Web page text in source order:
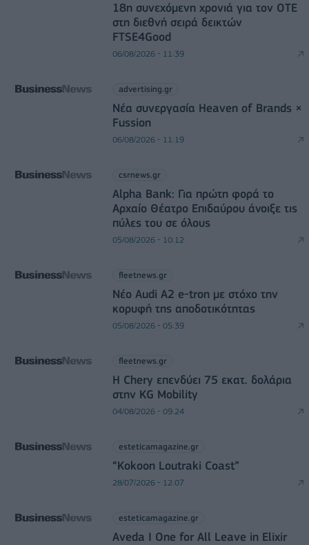
18η συνεχόμενη χρονιά για τον ΟΤΕ
στη διεθνή σειρά δεικτών
FTSE4Good
06/08/2026 - 11:39
advertising.gr
Νέα συνεργασία Heaven of Brands ×
Fussion
06/08/2026 - 11:19
csrnews.gr
Alpha Bank: Για πρώτη φορά το
Αρχαίο Θέατρο Επιδαύρου άνοιξε τις
πύλες του σε όλους
05/08/2026 - 10:12
fleetnews.gr
Νέο Audi A2 e-tron με στόχο την
κορυφή της αποδοτικότητας
05/08/2026 - 05:39
fleetnews.gr
Η Chery επενδύει 75 εκατ. δολάρια
στην KG Mobility
04/08/2026 - 09:24
esteticamagazine.gr
“Kokoon Loutraki Coast”
28/07/2026 - 12:07
esteticamagazine.gr
Aveda I One for All Leave in Elixir